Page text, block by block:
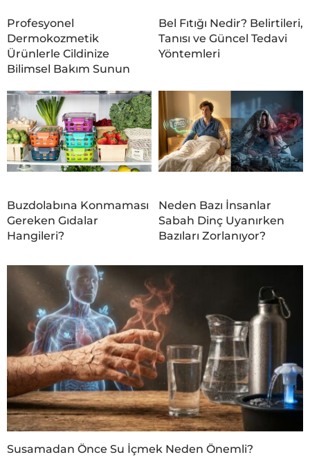
Profesyonel
Dermokozmetik
Ürünlerle Cildinize
Bilimsel Bakım Sunun
Bel Fıtığı Nedir? Belirtileri,
Tanısı ve Güncel Tedavi
Yöntemleri
Buzdolabına Konmaması
Gereken Gıdalar
Hangileri?
Neden Bazı İnsanlar
Sabah Dinç Uyanırken
Bazıları Zorlanıyor?
Susamadan Önce Su İçmek Neden Önemli?